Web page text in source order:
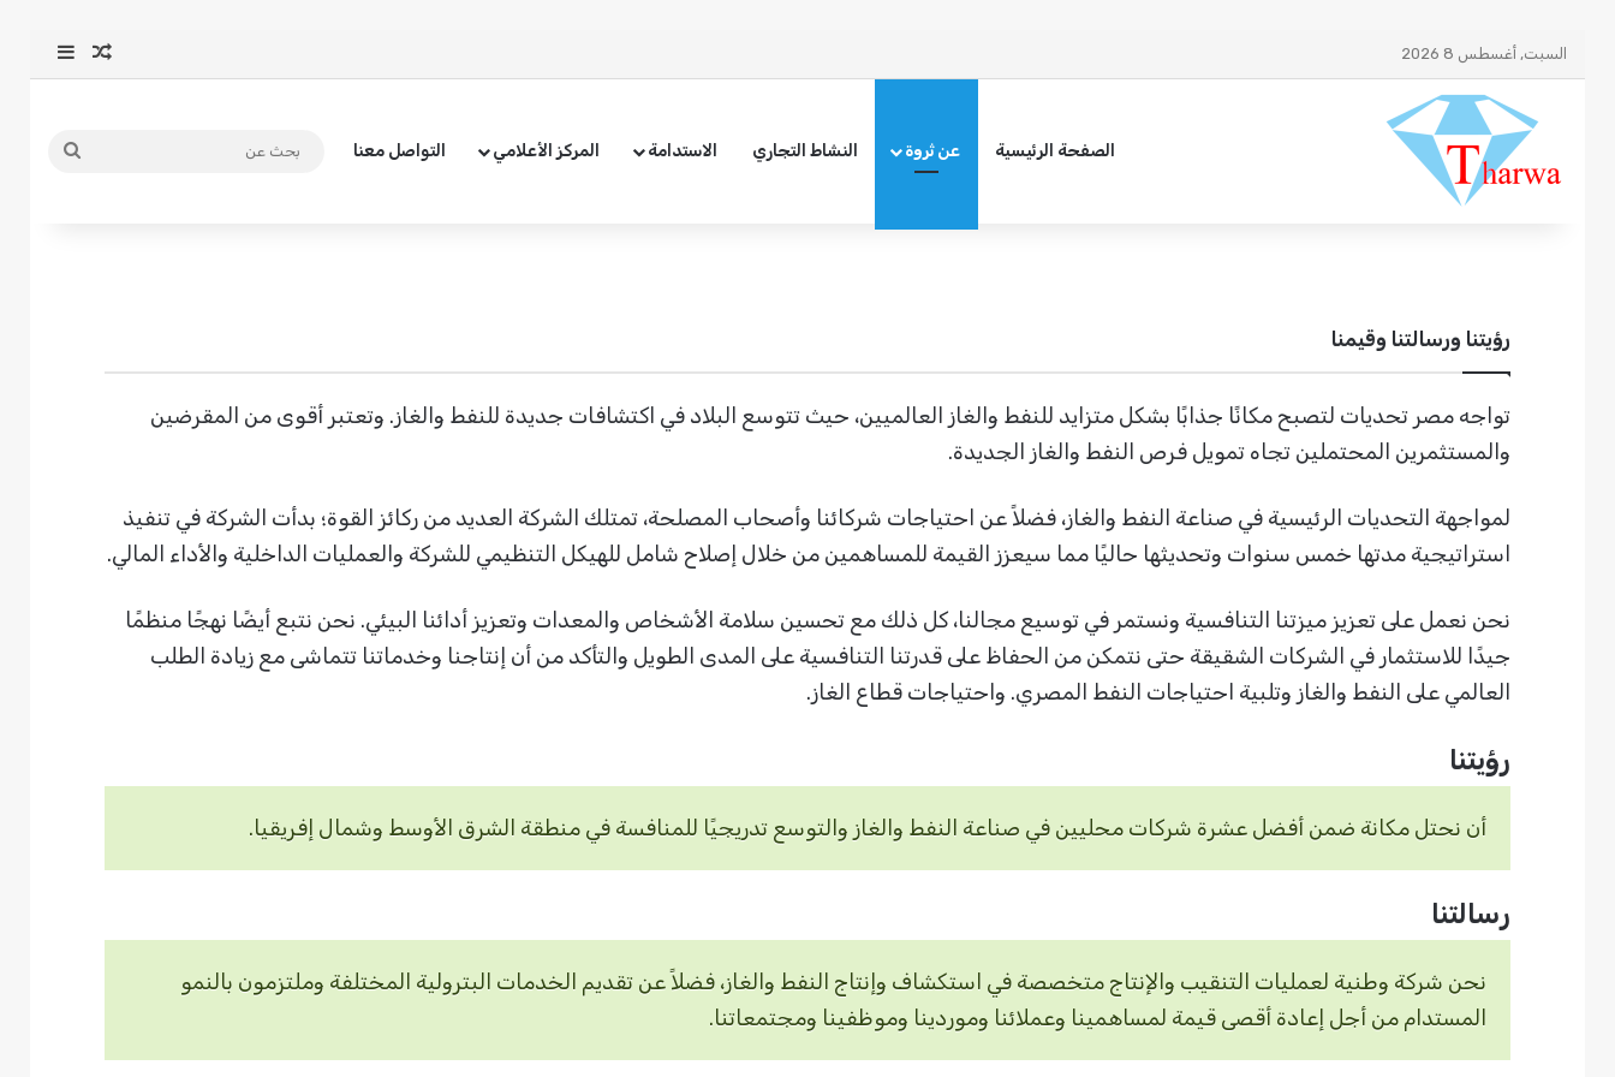
السبت, أغسطس 8 2026 مقال
الصفحة الرئيسية عن ثروة النشاط التجاري الاستدامة المركز الأعلامي التواصل معنا
رؤيتنا ورسالتنا وقيمنا
تواجه مصر تحديات لتصبح مكانًا جذابًا بشكل متزايد للنفط والغاز العالميين، حيث تتوسع البلاد في اكتشافات جديدة للنفط والغاز. وتعتبر أقوى من المقرضين
والمستثمرين المحتملين تجاه تمويل فرص النفط والغاز الجديدة.
لمواجهة التحديات الرئيسية في صناعة النفط والغاز، فضلاً عن احتياجات شركائنا وأصحاب المصلحة، تمتلك الشركة العديد من ركائز القوة؛ بدأت الشركة في تنفيذ
استراتيجية مدتها خمس سنوات وتحديثها حاليًا مما سيعزز القيمة للمساهمين من خلال إصلاح شامل للهيكل التنظيمي للشركة والعمليات الداخلية والأداء المالي.
نحن نعمل على تعزيز ميزتنا التنافسية ونستمر في توسيع مجالنا، كل ذلك مع تحسين سلامة الأشخاص والمعدات وتعزيز أدائنا البيئي. نحن نتبع أيضًا نهجًا منظمًا
جيدًا للاستثمار في الشركات الشقيقة حتى نتمكن من الحفاظ على قدرتنا التنافسية على المدى الطويل والتأكد من أن إنتاجنا وخدماتنا تتماشى مع زيادة الطلب
العالمي على النفط والغاز وتلبية احتياجات النفط المصري. واحتياجات قطاع الغاز.
رؤيتنا
أن نحتل مكانة ضمن أفضل عشرة شركات محليين في صناعة النفط والغاز والتوسع تدريجيًا للمنافسة في منطقة الشرق الأوسط وشمال إفريقيا.
رسالتنا
نحن شركة وطنية لعمليات التنقيب والإنتاج متخصصة في استكشاف وإنتاج النفط والغاز، فضلاً عن تقديم الخدمات البترولية المختلفة وملتزمون بالنمو
المستدام من أجل إعادة أقصى قيمة لمساهمينا وعملائنا وموردينا وموظفينا ومجتمعاتنا.